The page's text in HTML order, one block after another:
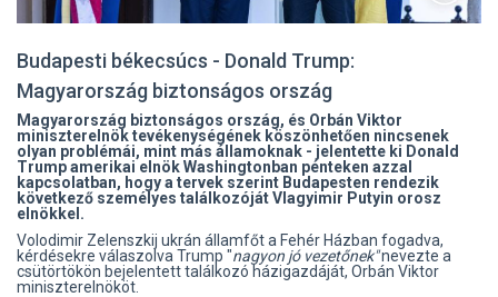
Budapesti békecsúcs - Donald Trump:
Magyarország biztonságos ország
Magyarország biztonságos ország, és Orbán Viktor
miniszterelnök tevékenységének köszönhetően nincsenek
olyan problémái, mint más államoknak - jelentette ki Donald
Trump amerikai elnök Washingtonban pénteken azzal
kapcsolatban, hogy a tervek szerint Budapesten rendezik
következő személyes találkozóját Vlagyimir Putyin orosz
elnökkel.
Volodimir Zelenszkij ukrán államfőt a Fehér Házban fogadva,
kérdésekre válaszolva Trump "nagyon jó vezetőnek"nevezte a
csütörtökön bejelentett találkozó házigazdáját, Orbán Viktor
miniszterelnököt.